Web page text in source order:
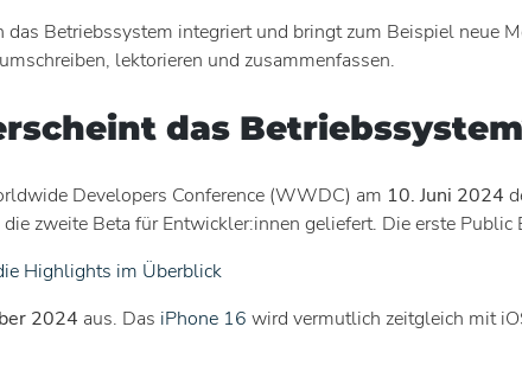
Betriebssystem integriert und bringt zum Beispiel neue
lektorieren und zusammenfassen.
das
Developers Conference (WWDC) am 10. Juni 2024
zweite Beta für Entwickler:innen geliefert. Die erste
Highlights im Überblick
2024 aus. Das iPhone 16 wird vermutlich zeitgleich mit